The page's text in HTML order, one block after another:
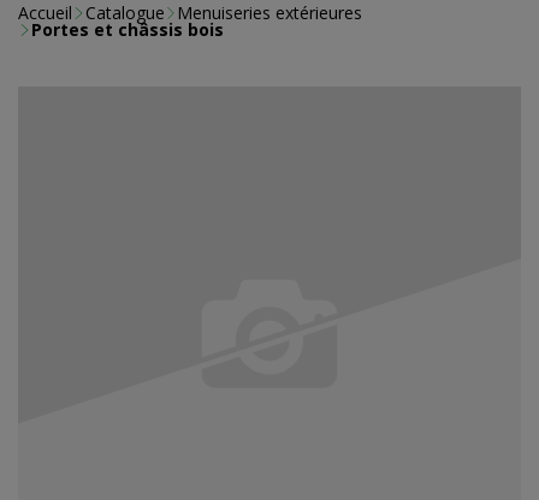
Accueil Catalogue Menuiseries extérieures
Portes et châssis bois